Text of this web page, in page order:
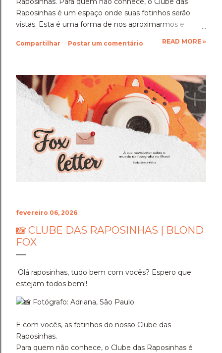
Raposinhas é um espaço onde suas fotinhos serão
vistas. Esta é uma forma de nos aproximarmos e
basta enviar suas fotinhos para o nosso e-mail
onde você é, e se preferir, contar um pouquinho sobre
suas fotinhos. Fique a vontade! Ficarei muito feliz de
recebê-las. Eu espero as suas obras de arte, ein?!
Beijos da raposa e até a próxima!!
Compartilhar Postar um comentário READ MORE »
fevereiro 06, 2026
📸 CLUBE DAS RAPOSINHAS | BLOND
FOX
Olá raposinhas, tudo bem com vocês? Espero que
estejam todos bem!!
Fotógrafo: Adriana, São Paulo.
E com vocês, as fotinhos do nosso Clube das
Raposinhas.
Para quem não conhece, o Clube das Raposinhas é